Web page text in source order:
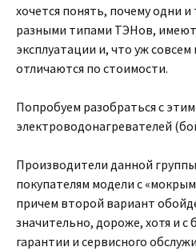
хочется понять, почему одни
разными типами ТЭНов,
эксплуатации и, что уж
отличаются по стоимости.
Попробуем разобраться с
электроводонагревателей
Производители данной
покупателям модели с
причем второй вариант
значительно, дороже, хотя и
гарантии и сервисного